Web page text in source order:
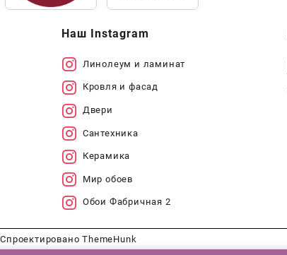
Наш Instagram
Линолеум и ламинат
Кровля и фасад
Двери
Сантехника
Керамика
Мир обоев
Обои Фабричная 2
Спроектировано ThemeHunk